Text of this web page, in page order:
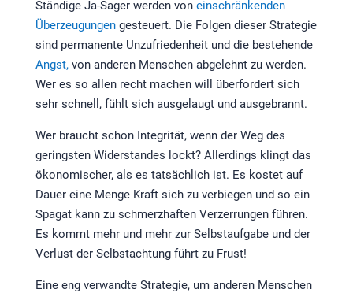
Ständige Ja-Sager werden von einschränkenden
Überzeugungengesteuert. Die Folgen dieser Strategie
sind permanente Unzufriedenheit und die bestehende
Angst,von anderen Menschen abgelehnt zu werden.
Wer es so allen recht machen will überfordert sich
sehr schnell, fühlt sich ausgelaugt und ausgebrannt.
Wer braucht schon Integrität, wenn der Weg des
geringsten Widerstandes lockt? Allerdings klingt das
ökonomischer, als es tatsächlich ist. Es kostet auf
Dauer eine Menge Kraft sich zu verbiegen und so ein
Spagat kann zu schmerzhaften Verzerrungen führen.
Es kommt mehr und mehr zur Selbstaufgabe und der
Verlust der Selbstachtung führt zu Frust!
Eine eng verwandte Strategie, um anderen Menschen